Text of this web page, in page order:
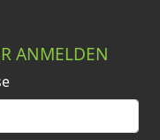
ANMELDEN